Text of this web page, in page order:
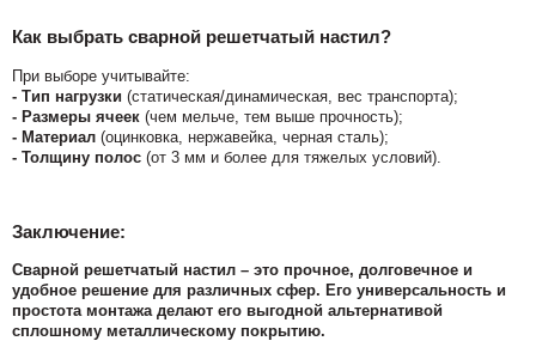
Как выбрать сварной решетчатый настил?
При выборе учитывайте:
- Тип нагрузки (статическая/динамическая, вес транспорта);
- Размеры ячеек (чем мельче, тем выше прочность);
- Материал (оцинковка, нержавейка, черная сталь);
- Толщину полос (от 3 мм и более для тяжелых условий).
Заключение:
Сварной решетчатый настил – это прочное, долговечное и
удобное решение для различных сфер. Его универсальность и
простота монтажа делают его выгодной альтернативой
сплошному металлическому покрытию.